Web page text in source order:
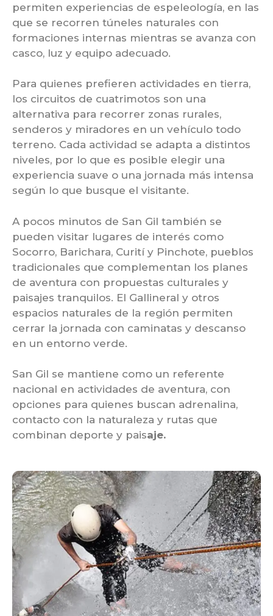
permiten experiencias de espeleología, en las
que se recorren túneles naturales con
formaciones internas mientras se avanza con
casco, luz y equipo adecuado.
Para quienes prefieren actividades en tierra,
los circuitos de cuatrimotos son una
alternativa para recorrer zonas rurales,
senderos y miradores en un vehículo todo
terreno. Cada actividad se adapta a distintos
niveles, por lo que es posible elegir una
experiencia suave o una jornada más intensa
según lo que busque el visitante.
A pocos minutos de San Gil también se
pueden visitar lugares de interés como
Socorro, Barichara, Curití y Pinchote, pueblos
tradicionales que complementan los planes
de aventura con propuestas culturales y
paisajes tranquilos. El Gallineral y otros
espacios naturales de la región permiten
cerrar la jornada con caminatas y descanso
en un entorno verde.
San Gil se mantiene como un referente
nacional en actividades de aventura, con
opciones para quienes buscan adrenalina,
contacto con la naturaleza y rutas que
combinan deporte y paisaje.